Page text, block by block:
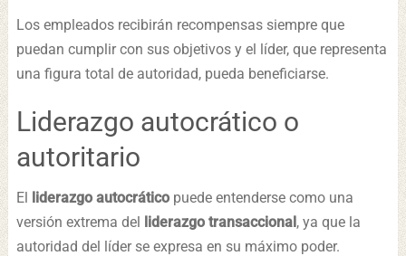
Los empleados recibirán recompensas siempre que
puedan cumplir con sus objetivos y el líder, que representa
una figura total de autoridad, pueda beneficiarse.
Liderazgo autocrático o
autoritario
El liderazgo autocráticopuede entenderse como una
versión extrema del liderazgo transaccional, ya que la
autoridad del líder se expresa en su máximo poder.